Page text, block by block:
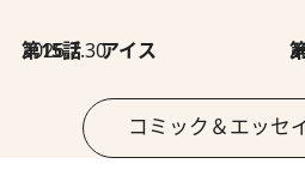
2026.7.30
第15話 アイス 第
コミック＆エッセ